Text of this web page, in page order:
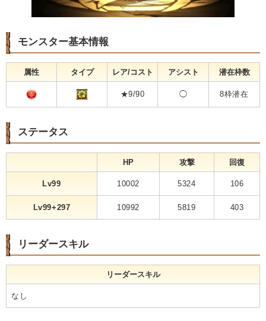
モンスター基本情報
属性 タイプ レア/コスト アシスト 潜在枠数
★9/90 ◯ 8枠潜在
ステータス
HP 攻撃 回復
Lv99 10002 5324 106
Lv99+297 10992 5819 403
リーダースキル
リーダースキル
なし